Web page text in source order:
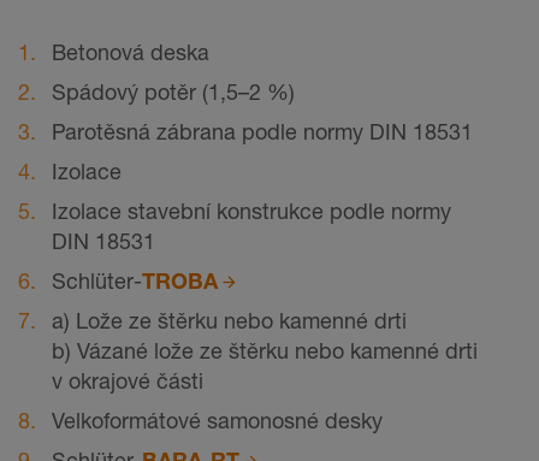
Betonová deska
Spádový potěr (1,5–2 %)
Parotěsná zábrana podle normy DIN 18531
Izolace
Izolace stavební konstrukce podle normy
DIN 18531
Schlüter-TROBA
a) Lože ze štěrku nebo kamenné drti
b) Vázané lože ze štěrku nebo kamenné drti
v okrajové části
Velkoformátové samonosné desky